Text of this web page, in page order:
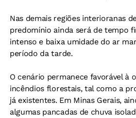
Nas demais regiões interioranas
predomínio ainda será de tempo
intenso e baixa umidade do ar
período da tarde.
O cenário permanece favorável à
incêndios florestais, tal como a
já existentes. Em Minas Gerais,
algumas pancadas de chuva